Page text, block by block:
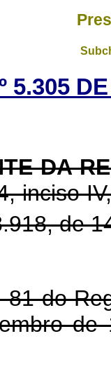
5.305
DA
inciso
de
do
de